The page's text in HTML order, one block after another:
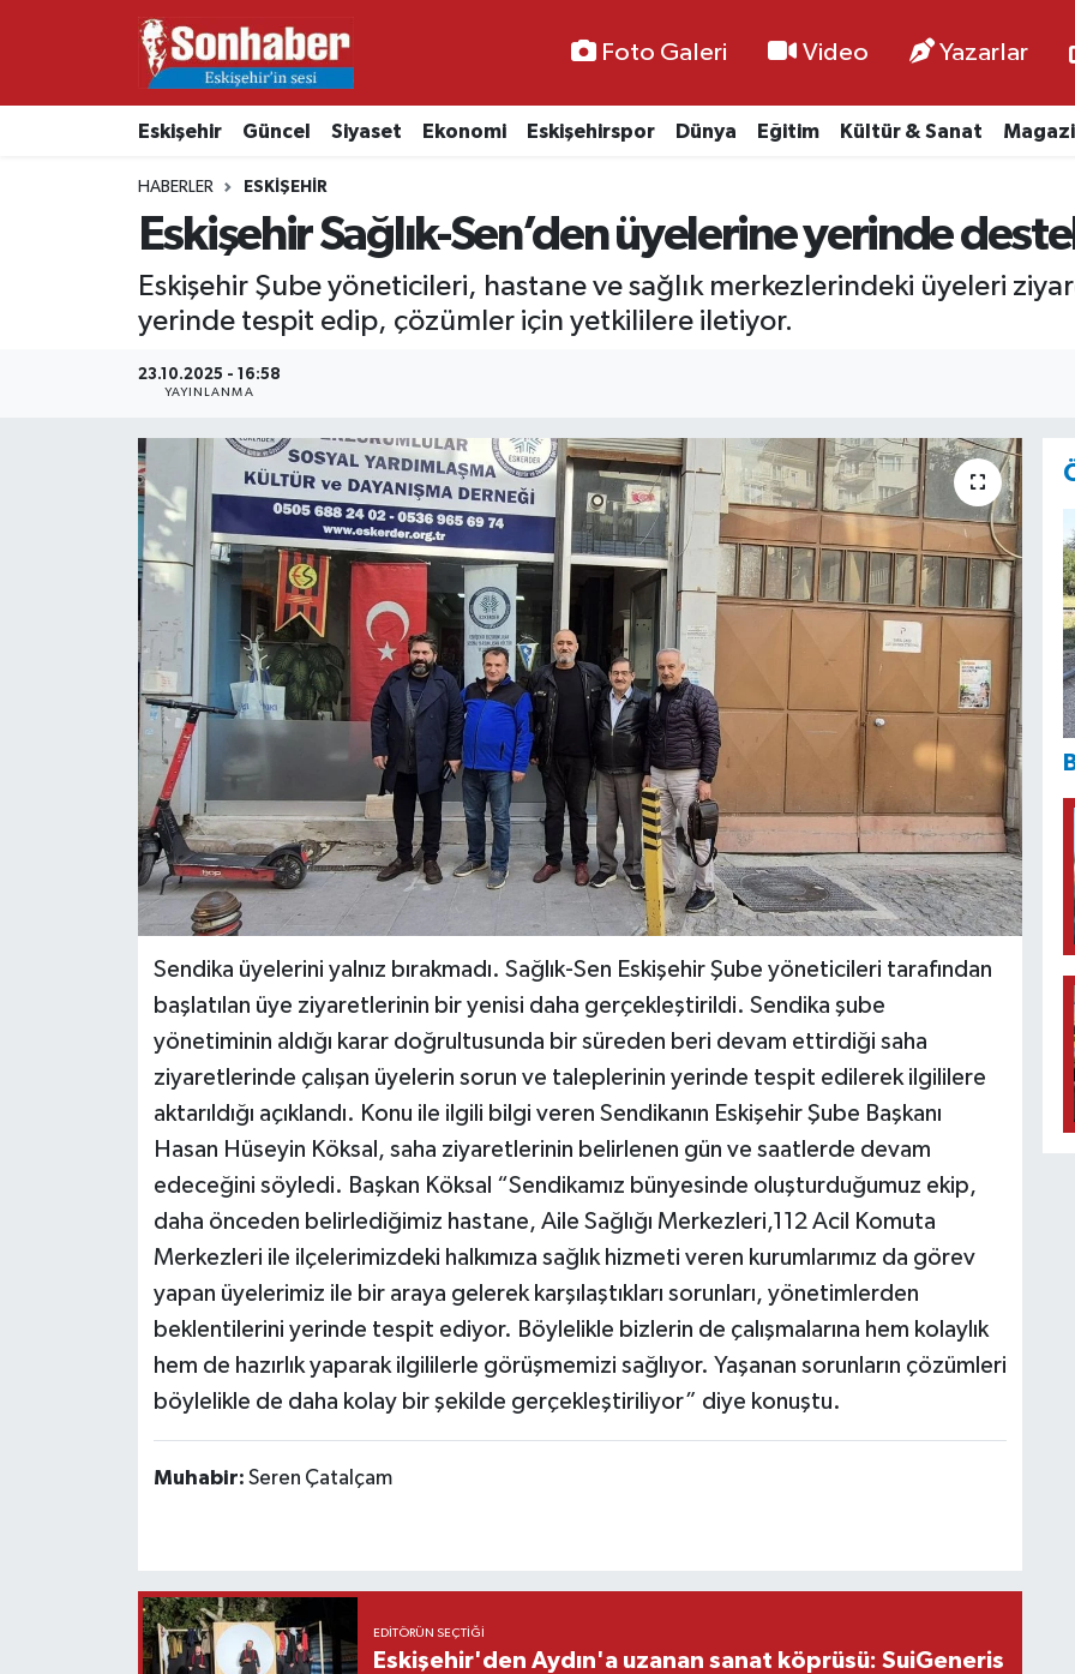
Foto Galeri Video Yazarlar
Eskişehir Güncel Siyaset Ekonomi Eskişehirspor Dünya Eğitim Kültür & Sanat
HABERLER ESKIŞEHIR
Eskişehir Sağlık-Sen’den üyelerine yerinde
Eskişehir Şube yöneticileri, hastane ve sağlık merkezlerindeki üyeleri
yerinde tespit edip, çözümler için yetkililere iletiyor.
23.10.2025 - 16:58
YAYINLANMA
Sendika üyelerini yalnız bırakmadı. Sağlık-Sen Eskişehir Şube yöneticileri tarafından
başlatılan üye ziyaretlerinin bir yenisi daha gerçekleştirildi. Sendika şube
yönetiminin aldığı karar doğrultusunda bir süreden beri devam ettirdiği saha
ziyaretlerinde çalışan üyelerin sorun ve taleplerinin yerinde tespit edilerek ilgililere
aktarıldığı açıklandı. Konu ile ilgili bilgi veren Sendikanın Eskişehir Şube Başkanı
Hasan Hüseyin Köksal, saha ziyaretlerinin belirlenen gün ve saatlerde devam
edeceğini söyledi. Başkan Köksal “Sendikamız bünyesinde oluşturduğumuz ekip,
daha önceden belirlediğimiz hastane, Aile Sağlığı Merkezleri,112 Acil Komuta
Merkezleri ile ilçelerimizdeki halkımıza sağlık hizmeti veren kurumlarımız da görev
yapan üyelerimiz ile bir araya gelerek karşılaştıkları sorunları, yönetimlerden
beklentilerini yerinde tespit ediyor. Böylelikle bizlerin de çalışmalarına hem kolaylık
hem de hazırlık yaparak ilgililerle görüşmemizi sağlıyor. Yaşanan sorunların çözümleri
böylelikle de daha kolay bir şekilde gerçekleştiriliyor” diye konuştu.
Muhabir: Seren Çatalçam
EDITÖRÜN SEÇTIĞI
Eskişehir'den Aydın'a uzanan sanat köprüsü: SuiGeneris
Ekonomi
Kültür & Sanat
Resmi İlanlar
Siyaset
Nöbetçi Eczaneler
Namaz Vakitleri
Trafik Durumu
Süper Lig Puan Durumu ve Fikstür
Tüm Manşetler
Son Dakika Haberleri
Haber Arşivi